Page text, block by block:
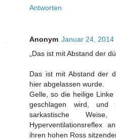
Antworten
Anonym Januar 24, 2014
„Das ist mit Abstand der
Das ist mit Abstand der
hier abgelassen wurde.
Gelle, so die heilige
geschlagen wird,
sarkastische
Hyperventilationsreflex
ihren hohen Ross